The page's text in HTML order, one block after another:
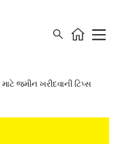
જમીન ખરીદવાની ટિપ્સ